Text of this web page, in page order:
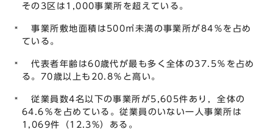
その3区は1,000事業所を超えている。
事業所敷地面積は500㎡未満の事業所が84％を占め
ている。
代表者年齢は60歳代が最も多く全体の37.5％を占め
る。70歳以上も20.8％と高い。
従業員数4名以下の事業所が5,605件あり，全体の
64.6％を占めている。従業員のいない一人事業所は
1,069件（12.3%）ある。